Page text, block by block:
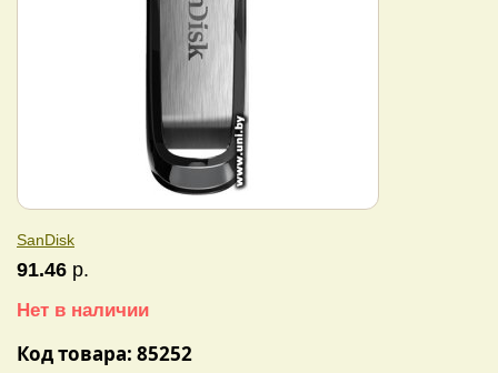
SanDisk
91.46 р.
Нет в наличии
Код товара: 85252